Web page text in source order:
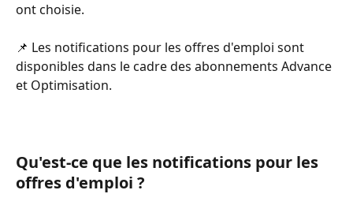
ont choisie.
📌 Les notifications pour les offres d'emploi sont
disponibles dans le cadre des abonnements Advance
et Optimisation.
Qu'est-ce que les notifications pour les
offres d'emploi ?